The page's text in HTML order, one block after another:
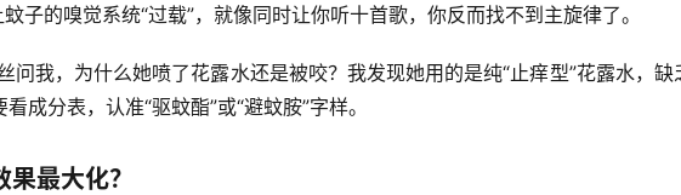
子的嗅觉系统“过载”，就像同时让你听十首歌，你反而找不到主旋律了。
问我，为什么她喷了花露水还是被咬？我发现她用的是纯“止痒型”花露水，缺
成分表，认准“驱蚊酯”或“避蚊胺”字样。
最大化？